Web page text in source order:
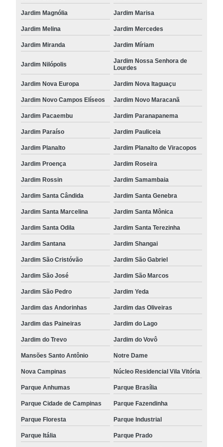
Jardim Magnólia Jardim Marisa
Jardim Melina Jardim Mercedes
Jardim Miranda Jardim Míriam
Jardim Nilópolis
Jardim Nossa Senhora de
Lourdes
Jardim Nova Europa Jardim Nova Itaguaçu
Jardim Novo Campos Elíseos Jardim Novo Maracanã
Jardim Pacaembu Jardim Paranapanema
Jardim Paraíso Jardim Pauliceia
Jardim Planalto Jardim Planalto de Viracopos
Jardim Proença Jardim Roseira
Jardim Rossin Jardim Samambaia
Jardim Santa Cândida Jardim Santa Genebra
Jardim Santa Marcelina Jardim Santa Mônica
Jardim Santa Odila Jardim Santa Terezinha
Jardim Santana Jardim Shangai
Jardim São Cristóvão Jardim São Gabriel
Jardim São José Jardim São Marcos
Jardim São Pedro Jardim Yeda
Jardim das Andorinhas Jardim das Oliveiras
Jardim das Paineiras Jardim do Lago
Jardim do Trevo Jardim do Vovô
Mansões Santo Antônio Notre Dame
Nova Campinas Núcleo Residencial Vila Vitória
Parque Anhumas Parque Brasília
Parque Cidade de Campinas Parque Fazendinha
Parque Floresta Parque Industrial
Parque Itália Parque Prado